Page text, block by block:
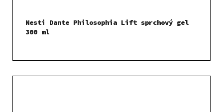
Nesti Dante Philosophia Lift sprchový gel
300 ml